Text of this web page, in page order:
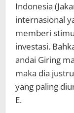
Indonesia
internasional
memberi
investasi.
andai Giring
maka dia
yang paling
E.